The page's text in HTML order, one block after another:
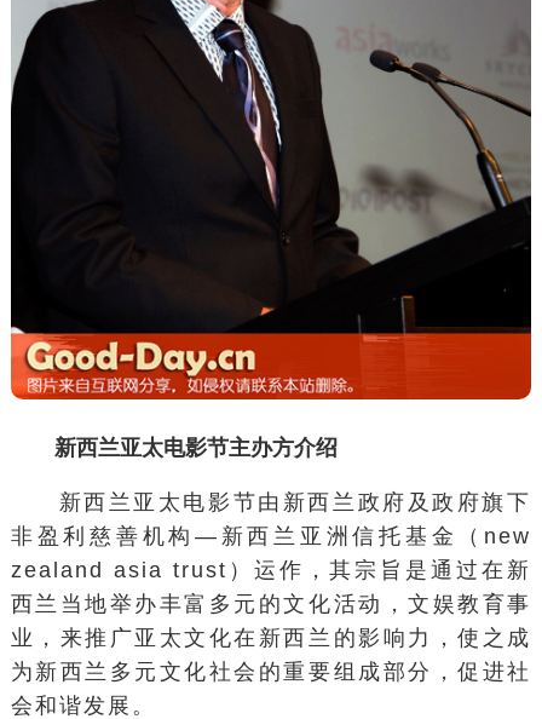
新西兰亚太电影节主办方介绍
新西兰亚太电影节由新西兰政府及政府旗下
非盈利慈善机构—新西兰亚洲信托基金（new
zealand asia trust）运作，其宗旨是通过在新
西兰当地举办丰富多元的文化活动，文娱教育事
业，来推广亚太文化在新西兰的影响力，使之成
为新西兰多元文化社会的重要组成部分，促进社
会和谐发展。